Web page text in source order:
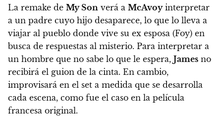
La remake de My Son verá a McAvoyinterpretar
a un padre cuyo hijo desaparece, lo que lo lleva a
viajar al pueblo donde vive su ex esposa (Foy) en
busca de respuestas al misterio. Para interpretar a
un hombre que no sabe lo que le espera, James no
recibirá el guion de la cinta. En cambio,
improvisará en el set a medida que se desarrolla
cada escena, como fue el caso en la película
francesa original.